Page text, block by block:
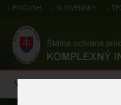
ENGLISH SLOVENSKY
Výsledky monitoringu